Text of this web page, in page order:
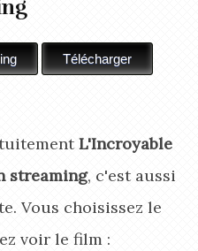
L'Incroyable
streaming, c'est aussi
Vous choisissez le
voir le film :